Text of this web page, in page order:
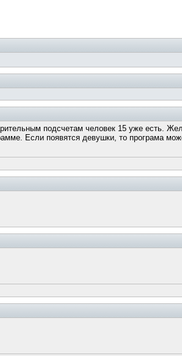
подсчетам человек 15 уже есть.
Если появятся девушки, то програма